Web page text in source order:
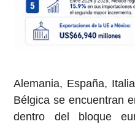
Alemania, España,
Bélgica se encuentran
dentro del bloque